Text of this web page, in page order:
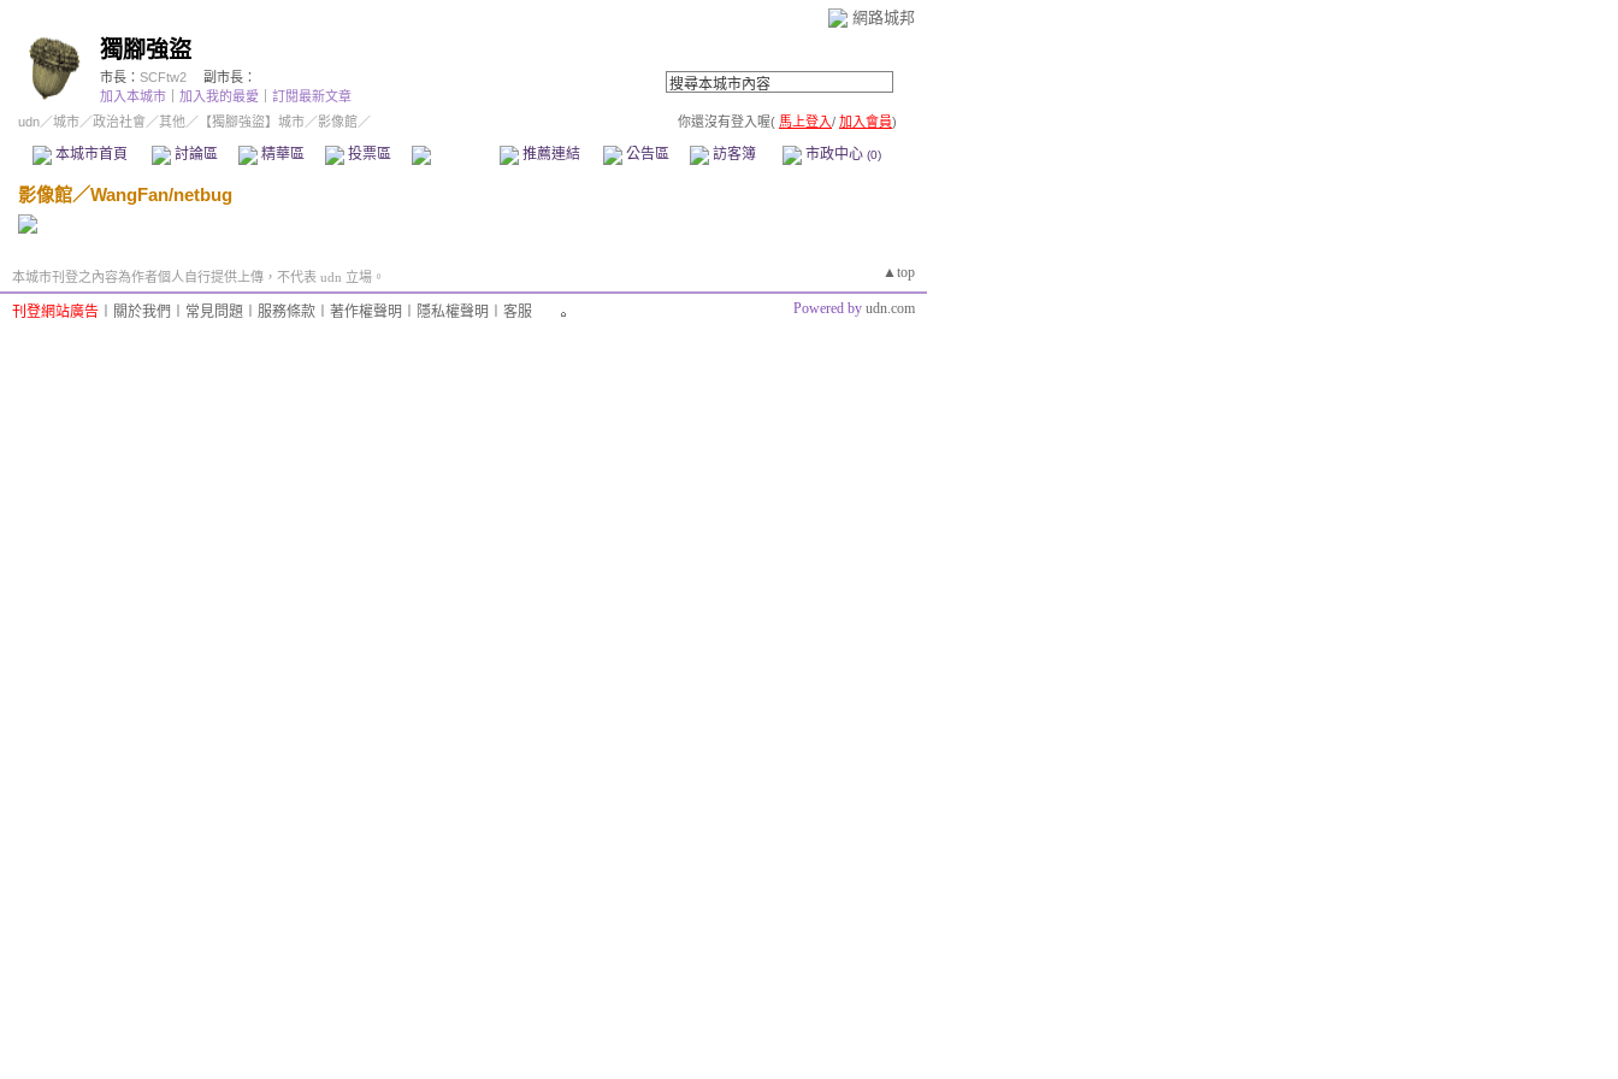
網路城邦
獨腳強盜
市長： SCFtw2
副市長：
加入本城市
加入我的最愛
訂閱最新文章
udn／城市／政治社會 ／其他 ／ 【獨腳強盜】城市／影像館／ 你還沒有登入喔( 馬上登入/ 加入會員)
本城市首頁 討論區 精華區 投票區 影像館 推薦連結 公告區 訪客簿 市政中心 (0)
影像館／WangFan/netbug
▲top
本城市刊登之內容為作者個人自行提供上傳，不代表 udn 立場。
刊登網站廣告 關於我們 常見問題 服務條款 著作權聲明 隱私權聲明 客服 Powered by udn.com